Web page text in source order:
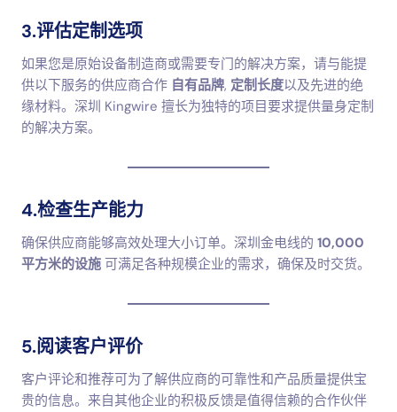
3.评估定制选项
如果您是原始设备制造商或需要专门的解决方案，请与能提
供以下服务的供应商合作 自有品牌, 定制长度以及先进的绝
缘材料。深圳 Kingwire 擅长为独特的项目要求提供量身定制
的解决方案。
4.检查生产能力
确保供应商能够高效处理大小订单。深圳金电线的 10,000
平方米的设施 可满足各种规模企业的需求，确保及时交货。
5.阅读客户评价
客户评论和推荐可为了解供应商的可靠性和产品质量提供宝
贵的信息。来自其他企业的积极反馈是值得信赖的合作伙伴